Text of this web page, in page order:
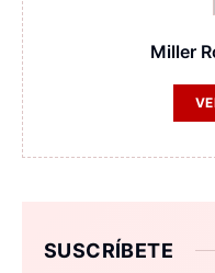
Miller
SUSCRÍBETE